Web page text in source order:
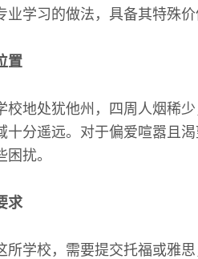
业学习的做法，具备其特殊
置
校地处犹他州，四周人烟稀
十分遥远。对于偏爱喧嚣且
困扰。
求
所学校，需要提交托福或雅